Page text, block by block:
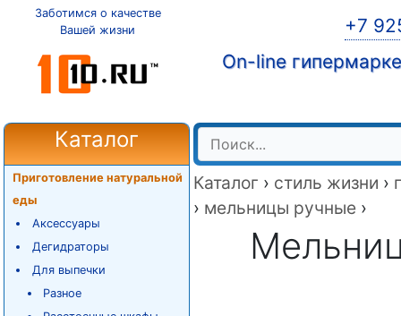
Заботимся о качестве
Вашей жизни
+7
On-line
Каталог
Приготовление натуральной
еды
Аксессуары
Дегидраторы
Для выпечки
Разное
Каталог › стиль жизни ›
› мельницы ручные ›